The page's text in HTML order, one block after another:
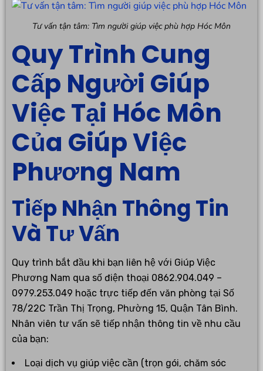
Tư vấn tận tâm: Tìm người giúp việc phù hợp Hóc Môn
Quy Trình Cung
Cấp Người Giúp
Việc Tại Hóc Môn
Của Giúp Việc
Phương Nam
Tiếp Nhận Thông Tin
Và Tư Vấn
Quy trình bắt đầu khi bạn liên hệ với Giúp Việc
Phương Nam qua số điện thoại 0862.904.049 –
0979.253.049 hoặc trực tiếp đến văn phòng tại Số
78/22C Trần Thị Trọng, Phường 15, Quận Tân Bình.
Nhân viên tư vấn sẽ tiếp nhận thông tin về nhu cầu
của bạn:
Loại dịch vụ giúp việc cần (trọn gói, chăm sóc